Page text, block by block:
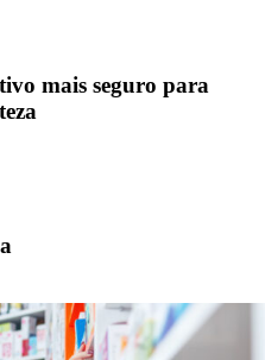
mais seguro para